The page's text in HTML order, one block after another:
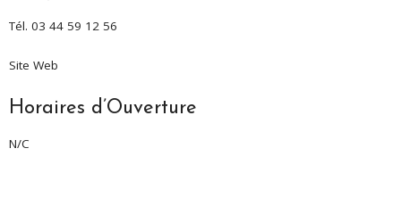
Tél. 03 44 59 12 56
Site Web
Horaires d’Ouverture
N/C